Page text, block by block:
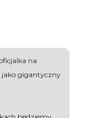
na
jako gigantyczny